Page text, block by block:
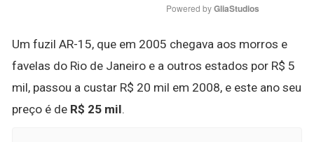
Powered by GliaStudios
Um fuzil AR-15, que em 2005 chegava aos morros e
favelas do Rio de Janeiro e a outros estados por R$ 5
mil, passou a custar R$ 20 mil em 2008, e este ano seu
preço é de R$ 25 mil.